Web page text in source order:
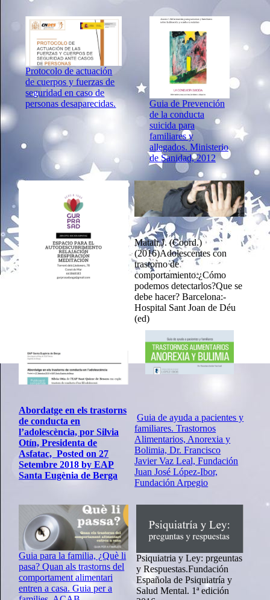
Protocolo de actuación
de cuerpos y fuerzas de
seguridad en caso de
personas desaparecidas.
Guia de Prevención
de la conducta
suicida para
familiares y
allegados. Ministerio
de Sanidad, 2012
Matalr,J. (Coord.)
(2016)Adolescentes con
trastorno de
comportamiento.¿Cómo
podemos detectarlos?Que se
debe hacer? Barcelona:-
Hospital Sant Joan de Déu
(ed)
Abordatge en els trastorns
de conducta en
l’adolescència, por Silvia
Otín, Presidenta de
Asfatac, Posted on 27
Setembre 2018 by EAP
Santa Eugènia de Berga
Guia de ayuda a pacientes y
familiares. Trastornos
Alimentarios, Anorexia y
Bolimia, Dr. Francisco
Javier Vaz Leal, Fundación
Juan José López-Ibor,
Fundación Arpegio
Guia para la familia, ¿Què li
pasa? Quan als trastorns del
comportament alimentari
entren a casa. Guia per a
Psiquiatria y Ley: prgeuntas
y Respuestas.Fundación
Española de Psiquiatría y
Salud Mental. 1ª edición